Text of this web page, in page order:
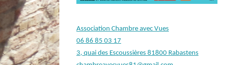
Association Chambre avec Vues
06 86 85 03 17
3, quai des Escoussières 81800 Rabastens